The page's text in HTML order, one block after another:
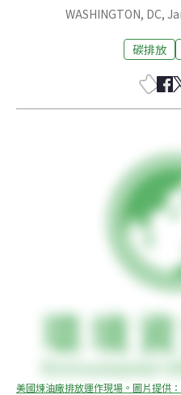
WASHINGTON, DC,
碳排放
美國煉油廠排放運作現場。圖片提供